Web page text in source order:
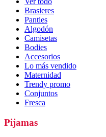
Brasieres
Panties
Algodón
Camisetas
Bodies
Accesorios
Lo más vendido
Maternidad
Trendy promo
Conjuntos
Fresca
Pijamas